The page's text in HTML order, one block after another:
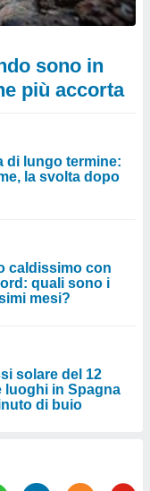
sono in
più accorta
di lungo termine:
la svolta dopo
caldissimo con
quali sono i
mesi?
solare del 12
luoghi in Spagna
di buio